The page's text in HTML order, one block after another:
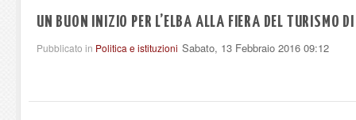
UN BUON INIZIO PER L’ELBA ALLA FIERA DEL TURISMO
Pubblicato in Politica e istituzioni Sabato, 13 Febbraio 2016 09:12